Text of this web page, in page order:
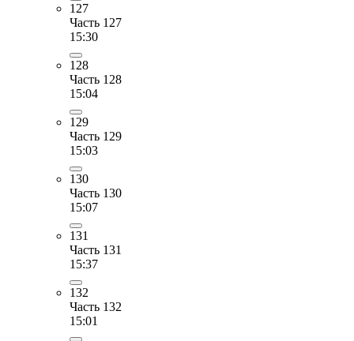
127
Часть 127
15:30
128
Часть 128
15:04
129
Часть 129
15:03
130
Часть 130
15:07
131
Часть 131
15:37
132
Часть 132
15:01